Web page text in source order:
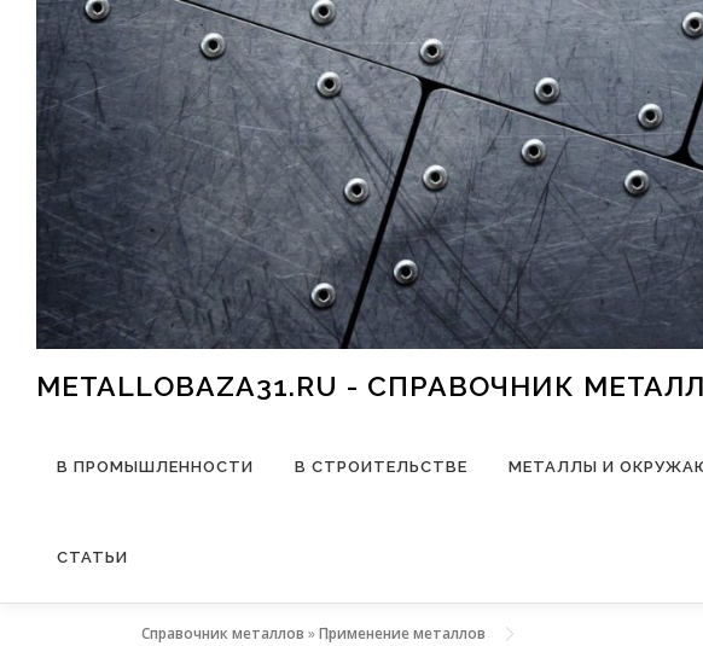
Перейти к содержимому
METALLOBAZA31.RU - СПРАВОЧНИК
В ПРОМЫШЛЕННОСТИ В СТРОИТЕЛЬСТВЕ МЕТАЛЛЫ И
СТАТЬИ
Справочник металлов »Применение металлов